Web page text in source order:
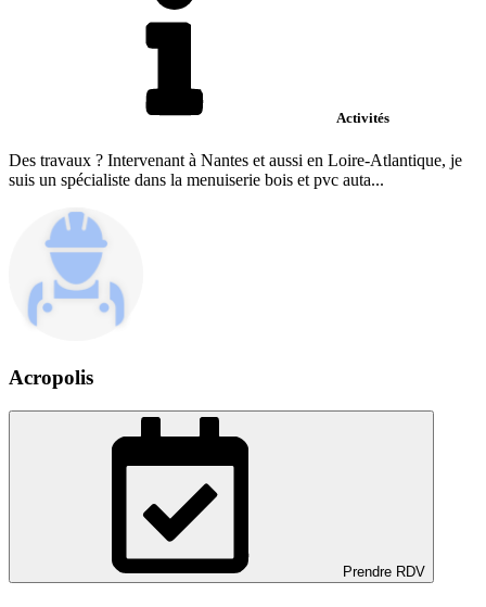
Activités
Des travaux ? Intervenant à Nantes et aussi en Loire-Atlantique, je
suis un spécialiste dans la menuiserie bois et pvc auta...
Acropolis
Prendre RDV